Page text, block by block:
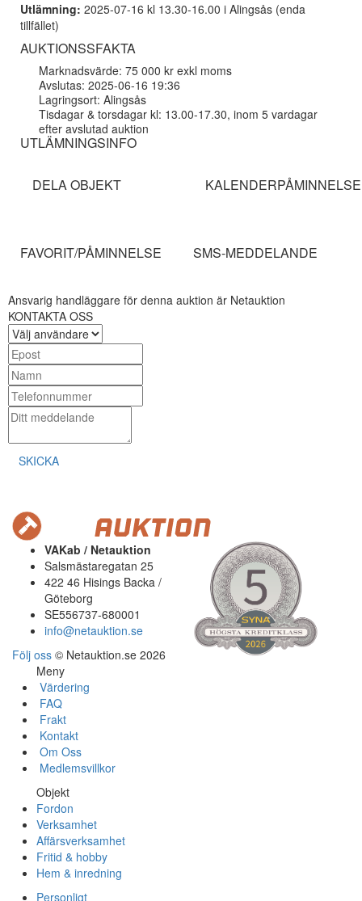
Utlämning: 2025-07-16 kl 13.30-16.00 i Alingsås (enda
tillfället)
AUKTIONSSFAKTA
Marknadsvärde: 75 000 kr exkl moms
Avslutas: 2025-06-16 19:36
Lagringsort: Alingsås
Tisdagar & torsdagar kl: 13.00-17.30, inom 5 vardagar
efter avslutad auktion
UTLÄMNINGSINFO
DELA OBJEKT KALENDERPÅMINNELSE
FAVORIT/PÅMINNELSE SMS-MEDDELANDE
Ansvarig handläggare för denna auktion är Netauktion
KONTAKTA OSS
SKICKA
VAKab / Netauktion
Salsmästaregatan 25
422 46 Hisings Backa /
Göteborg
SE556737-680001
info@netauktion.se
Följ oss © Netauktion.se 2026
Meny
Värdering
FAQ
Frakt
Kontakt
Om Oss
Medlemsvillkor
Objekt
Fordon
Verksamhet
Affärsverksamhet
Fritid & hobby
Hem & inredning
Personligt